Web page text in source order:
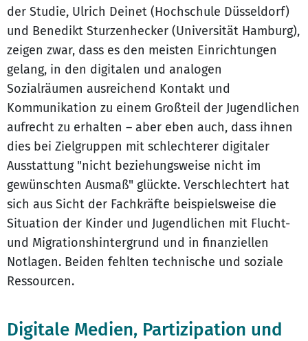
der Studie, Ulrich Deinet (Hochschule Düsseldorf)
und Benedikt Sturzenhecker (Universität Hamburg),
zeigen zwar, dass es den meisten Einrichtungen
gelang, in den digitalen und analogen
Sozialräumen ausreichend Kontakt und
Kommunikation zu einem Großteil der Jugendlichen
aufrecht zu erhalten – aber eben auch, dass ihnen
dies bei Zielgruppen mit schlechterer digitaler
Ausstattung "nicht beziehungsweise nicht im
gewünschten Ausmaß" glückte. Verschlechtert hat
sich aus Sicht der Fachkräfte beispielsweise die
Situation der Kinder und Jugendlichen mit Flucht-
und Migrationshintergrund und in finanziellen
Notlagen. Beiden fehlten technische und soziale
Ressourcen.
Digitale Medien, Partizipation und